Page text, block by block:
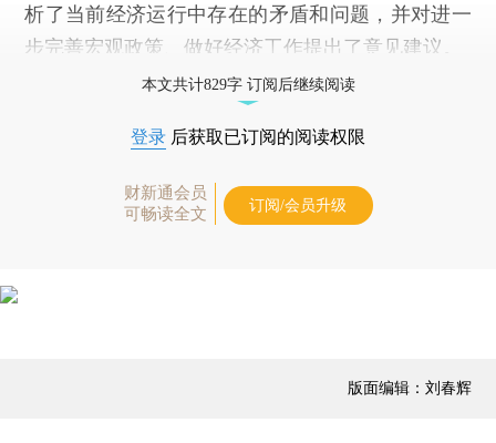
析了当前经济运行中存在的矛盾和问题，并对进一
步完善宏观政策、做好经济工作提出了意见建议。
本文共计829字 订阅后继续阅读
登录 后获取已订阅的阅读权限
财新通会员
可畅读全文
订阅/会员升级
版面编辑：刘春辉